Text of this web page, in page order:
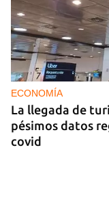
ECONOMÍA
La llegada de
pésimos datos
covid